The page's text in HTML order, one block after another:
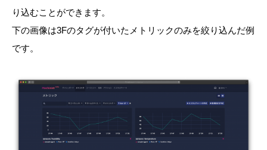
り込むことができます。
下の画像は3Fのタグが付いたメトリックのみを絞り込んだ例
です。